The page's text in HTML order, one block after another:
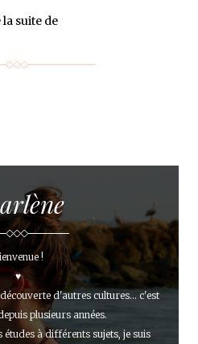
suite de
!
♥
d'autres cultures... c'est
plusieurs années.
études à différents sujets, je suis